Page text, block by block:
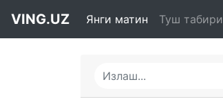
VING.UZ Янги матин Туш табири